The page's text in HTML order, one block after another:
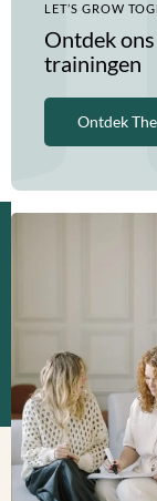
LET’S GROW
Ontdek
trainingen
Ontdek